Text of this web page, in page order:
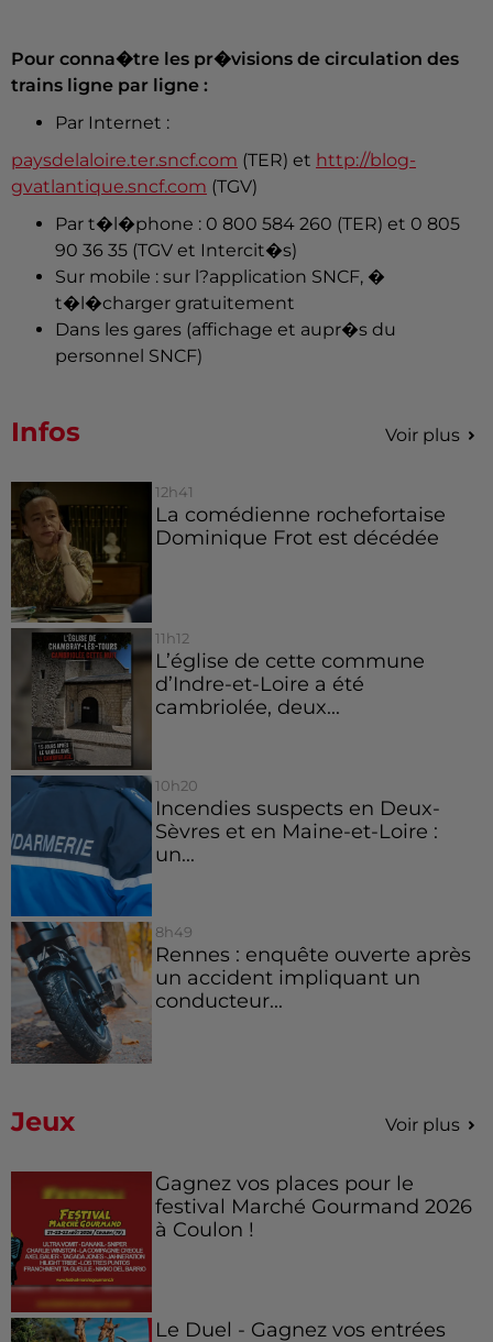
Pour conna�tre les pr�visions de circulation des
trains ligne par ligne :
Par Internet :
paysdelaloire.ter.sncf.com (TER) et http://blog-
gvatlantique.sncf.com (TGV)
Par t�l�phone : 0 800 584 260 (TER) et 0 805
90 36 35 (TGV et Intercit�s)
Sur mobile : sur l?application SNCF, �
t�l�charger gratuitement
Dans les gares (affichage et aupr�s du
personnel SNCF)
Infos Voir plus
12h41
La comédienne rochefortaise
Dominique Frot est décédée
11h12
L’église de cette commune
d’Indre-et-Loire a été
cambriolée, deux...
10h20
Incendies suspects en Deux-
Sèvres et en Maine-et-Loire :
un...
8h49
Rennes : enquête ouverte après
un accident impliquant un
conducteur...
Jeux Voir plus
Gagnez vos places pour le
festival Marché Gourmand 2026
à Coulon !
Le Duel - Gagnez vos entrées